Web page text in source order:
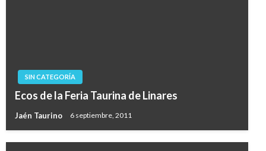
SIN CATEGORÍA
Ecos de la Feria Taurina de Linares
Jaén Taurino 6 septiembre, 2011